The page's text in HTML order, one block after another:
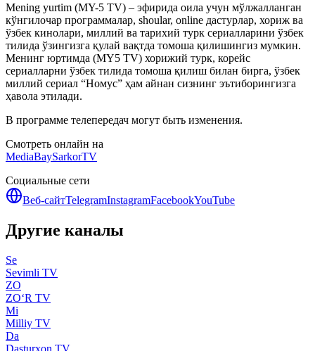
Mening yurtim (MY-5 TV) – эфирида оила учун мўлжалланган
кўнгилочар программалар, shoular, online дастурлар, хориж ва
ўзбек кинолари, миллий ва тарихий турк сериалларини ўзбек
тилида ўзингизга қулай вақтда томоша қилишингиз мумкин.
Менинг юртимда (MY5 TV) хорижий турк, корейс
сериалларни ўзбек тилида томоша қилиш билан бирга, ўзбек
миллий сериал “Номус” ҳам айнан сизнинг эътиборингизга
ҳавола этилади.
В программе телепередач могут быть изменения.
Смотреть онлайн на
MediaBaySarkorTV
Социальные сети
Веб-сайтTelegramInstagramFacebookYouTube
Другие каналы
Se
Sevimli TV
ZO
ZO‘R TV
Mi
Milliy TV
Da
Dasturxon TV